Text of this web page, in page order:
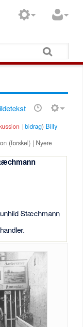
|bidrag) Billy
(forskel) | Nyere
Stæchmann